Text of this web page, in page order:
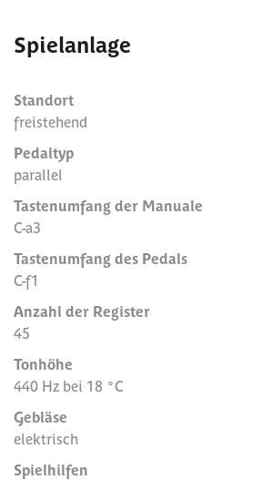
Spielanlage
Standort
freistehend
Pedaltyp
parallel
Tastenumfang der Manuale
C-a3
Tastenumfang des Pedals
C-f1
Anzahl der Register
45
Tonhöhe
440 Hz bei 18 °C
Gebläse
elektrisch
Spielhilfen